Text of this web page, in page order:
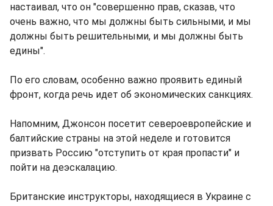
настаивал, что он "совершенно прав, сказав, что
очень важно, что мы должны быть сильными, и мы
должны быть решительными, и мы должны быть
едины".
По его словам, особенно важно проявить единый
фронт, когда речь идет об экономических санкциях.
Напомним, Джонсон посетит североевропейские и
балтийские страны на этой неделе и готовится
призвать Россию "отступить от края пропасти" и
пойти на деэскалацию.
Британские инструкторы, находящиеся в Украине с